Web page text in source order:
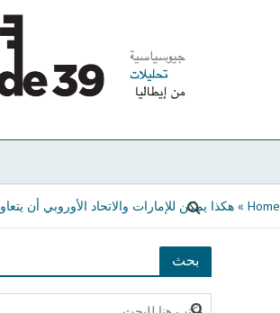
Home
» هكذا يمكن للإمارات والاتحاد الأوروبي أن
بحث